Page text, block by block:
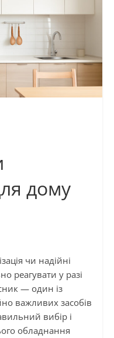
дому
чи надійні
реагувати у разі
— один із
важливих засобів
вибір і
обладнання